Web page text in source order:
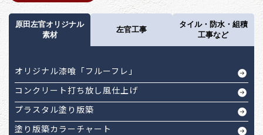
原田左官オリジナル
素材
左官工事
タイル・防水・組積
工事など
オリジナル漆喰「フルーフレ」
コンクリート打ち放し風仕上げ
プラスタル塗り版築
塗り版築カラーチャート